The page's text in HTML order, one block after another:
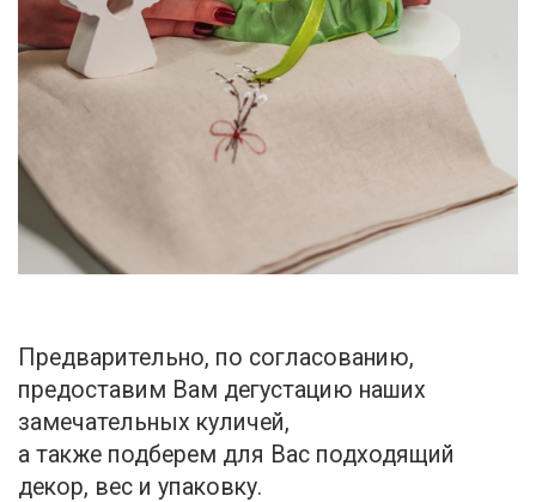
Предварительно, по согласованию,
предоставим Вам дегустацию наших
замечательных куличей,
а также подберем для Вас подходящий
декор, вес и упаковку.